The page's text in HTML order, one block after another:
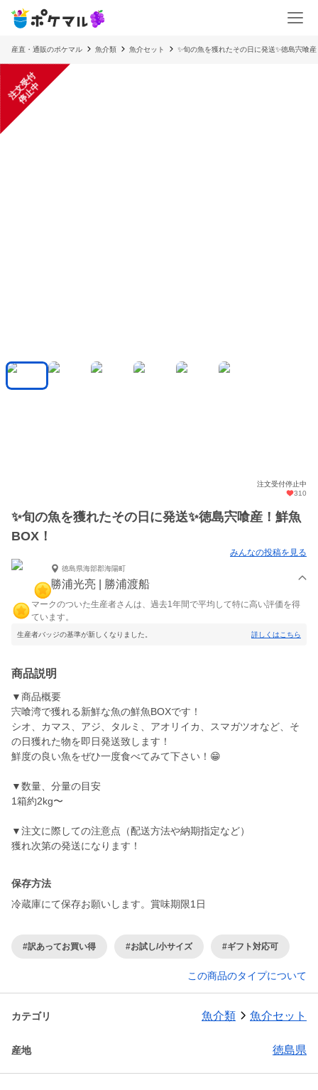
産直・通販のポケマル 魚介類 魚介セット ✨旬の魚を獲れたその日に発送✨徳島宍喰
注
文
受
付
停
止
中
注文受付停止中
310
✨旬の魚を獲れたその日に発送✨徳島宍喰産！鮮魚
BOX！
みんなの投稿を見る
徳島県海部郡海陽町
勝浦光亮 | 勝浦渡船
マークのついた生産者さんは、過去1年間で平均して特に高い評価を得
ています。
生産者バッジの基準が新しくなりました。 詳しくはこちら
商品説明
▼商品概要
宍喰湾で獲れる新鮮な魚の鮮魚BOXです！
シオ、カマス、アジ、タルミ、アオリイカ、スマガツオなど、そ
の日獲れた物を即日発送致します！
鮮度の良い魚をぜひ一度食べてみて下さい！😁
▼数量、分量の目安
1箱約2kg〜
▼注文に際しての注意点（配送方法や納期指定など）
獲れ次第の発送になります！
保存方法
冷蔵庫にて保存お願いします。賞味期限1日
#訳あってお買い得 #お試し/小サイズ #ギフト対応可
この商品のタイプについて
カテゴリ 魚介類 魚介セット
産地 徳島県